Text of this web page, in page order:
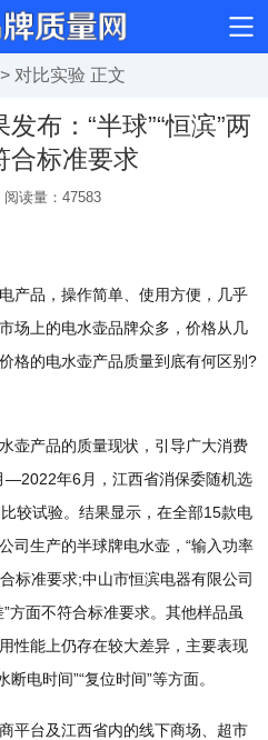
> 对比实验 正文
布：“半球”“恒滨”两
合标准要求
阅读量： 47583
品，操作简单、使用方便，几乎
场上的电水壶品牌众多，价格从几
格的电水壶产品质量到底有何区别?
产品的质量现状，引导广大消费
—2022年6月，江西省消保委随机选
较试验。结果显示，在全部15款电
司生产的半球牌电水壶，“输入功率
标准要求;中山市恒滨电器有限公司
方面不符合标准要求。其他样品虽
性能上仍存在较大差异，主要表现
断电时间”“复位时间”等方面。
台及江西省内的线下商场、超市